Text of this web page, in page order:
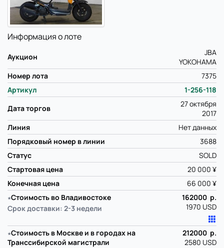
Информация о лоте
Аукцион
JBA
YOKOHAMA
Номер лота
7375
Артикул
1-256-118
Дата торгов
27 октября
2017
Линия
Нет данных
Порядковый номер в линии
3688
Статус
SOLD
Стартовая цена
20 000 ¥
Конечная цена
66 000 ¥
∗Стоимость во Владивостоке
Срок доставки: 2-3 недели
162000 р.
1970 USD
∗Стоимость в Москве и в городах на
Транссибирской магистрали
212000 р.
2580 USD